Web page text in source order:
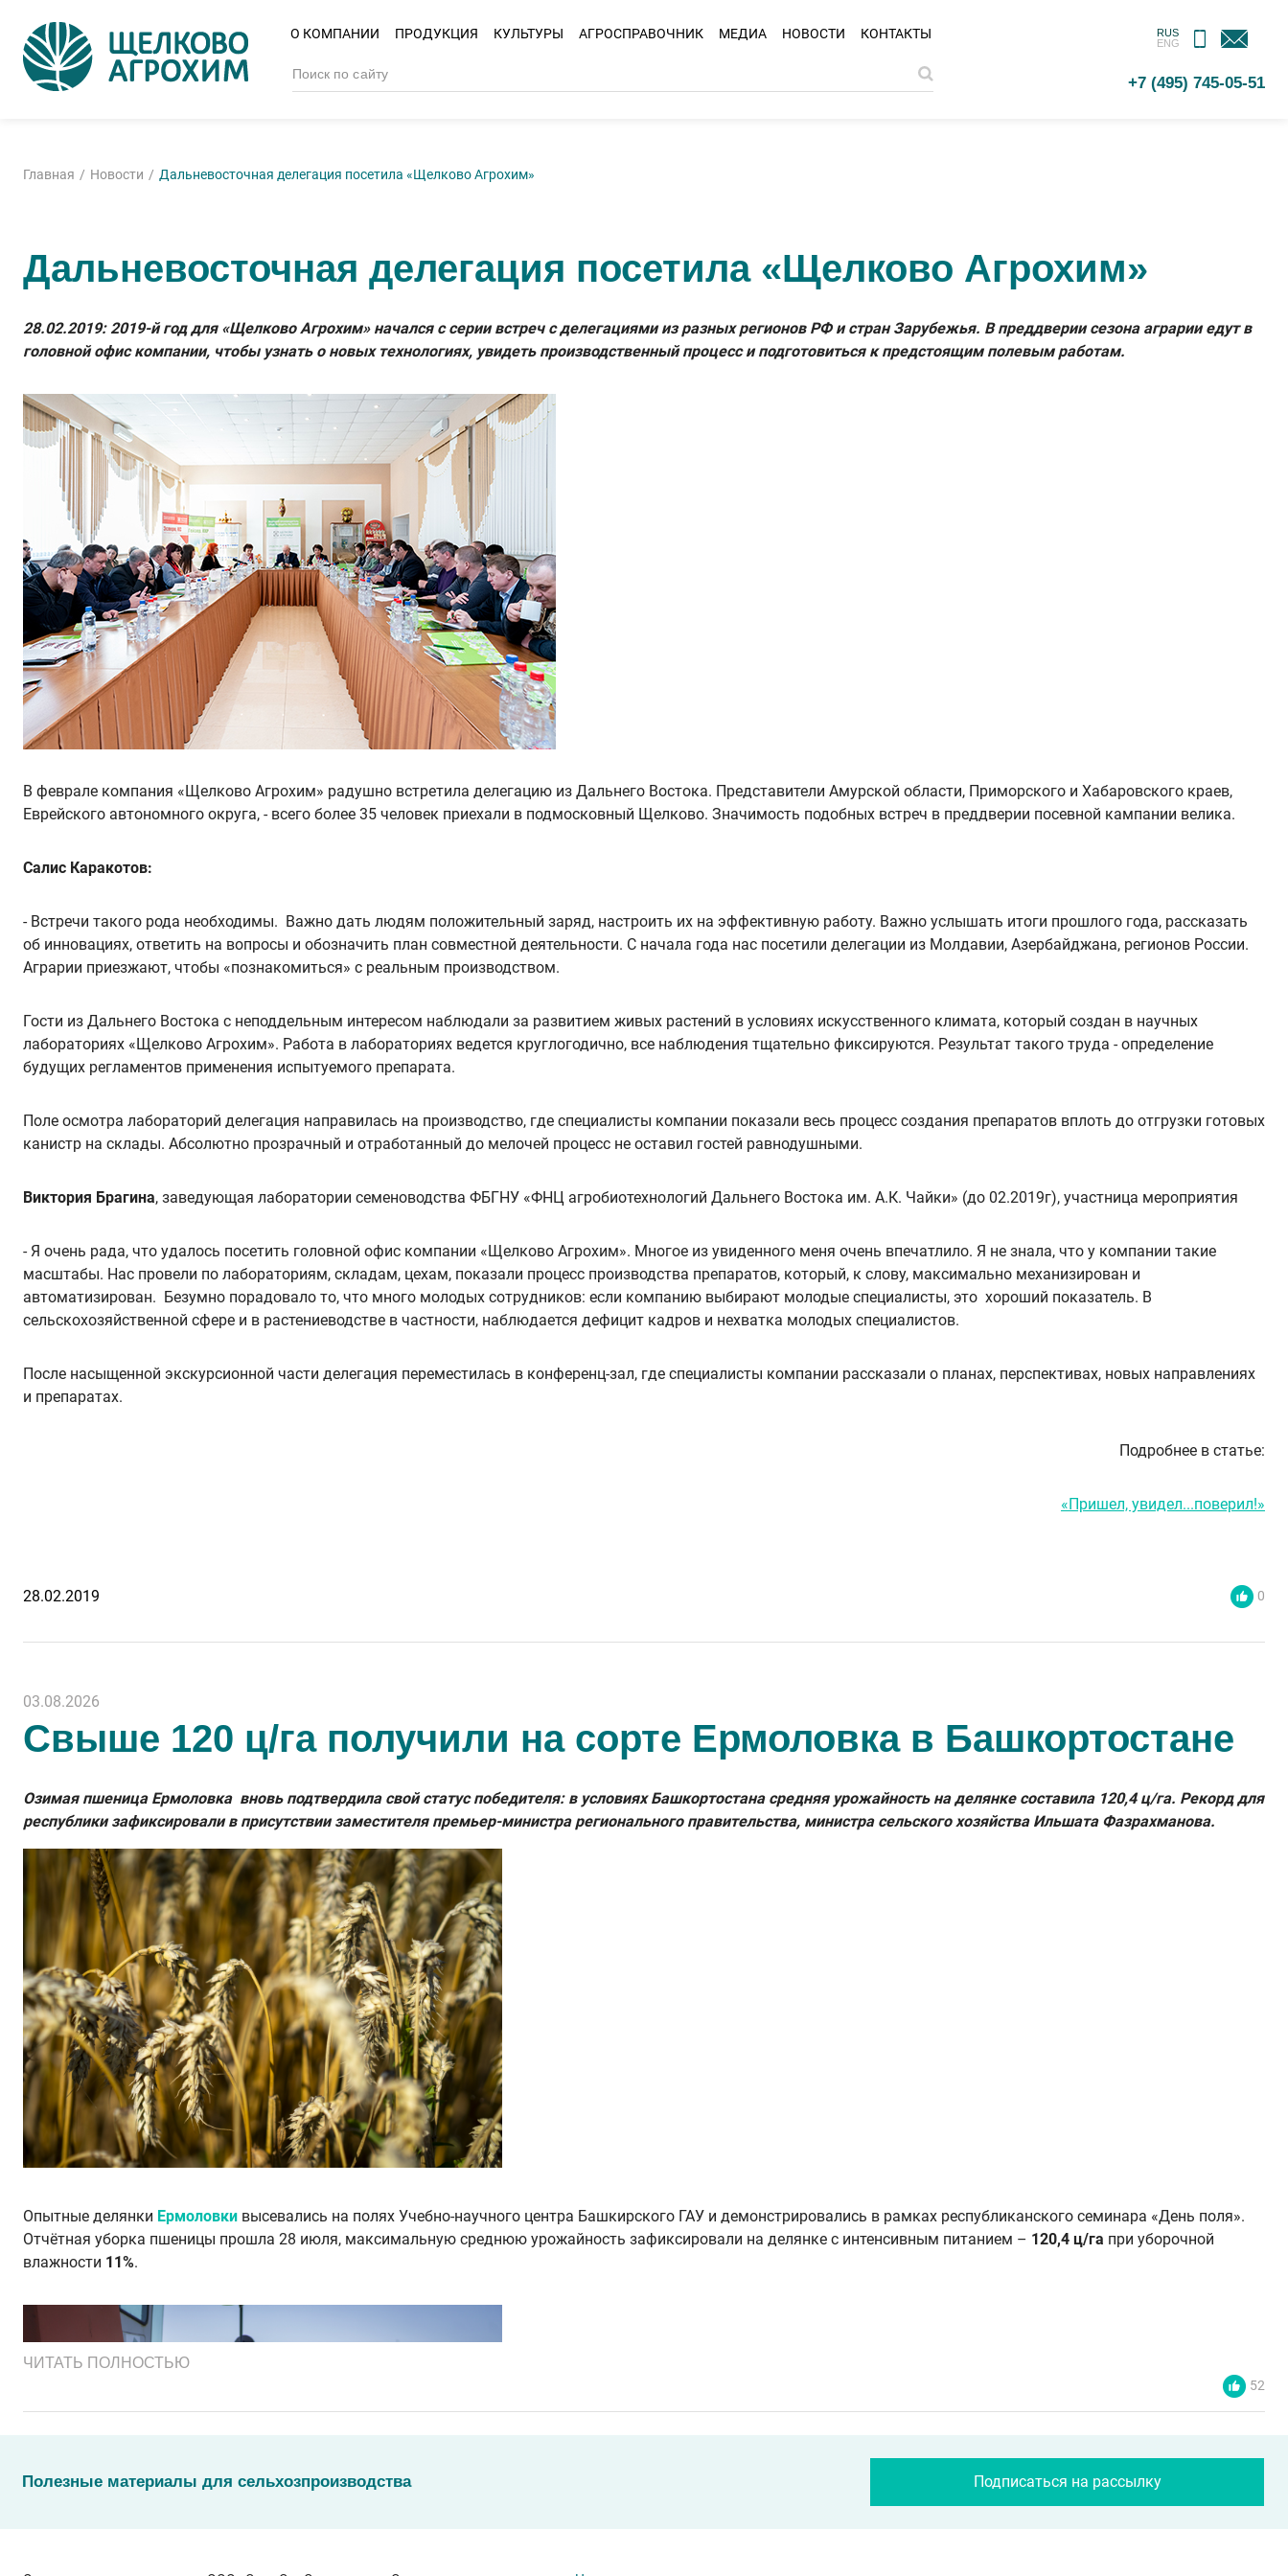
О КОМПАНИИ ПРОДУКЦИЯ КУЛЬТУРЫ АГРОСПРАВОЧНИК МЕДИА НОВОСТИ КОНТАКТЫ
RUS
ENG
МОБИЛЬНОЕ
ПРИЛОЖЕНИЕ
ОБРАТНАЯ
СВЯЗЬ
+7 (495) 745-05-51
Главная Новости Дальневосточная делегация посетила «Щелково Агрохим»
Дальневосточная делегация посетила «Щелково Агрохим»
28.02.2019: 2019-й год для «Щелково Агрохим» начался с серии встреч с делегациями из разных регионов РФ и стран Зарубежья. В преддверии сезона аграрии едут в
головной офис компании, чтобы узнать о новых технологиях, увидеть производственный процесс и подготовиться к предстоящим полевым работам.
В феврале компания «Щелково Агрохим» радушно встретила делегацию из Дальнего Востока. Представители Амурской области, Приморского и Хабаровского краев,
Еврейского автономного округа, - всего более 35 человек приехали в подмосковный Щелково. Значимость подобных встреч в преддверии посевной кампании велика.
Салис Каракотов:
- Встречи такого рода необходимы. Важно дать людям положительный заряд, настроить их на эффективную работу. Важно услышать итоги прошлого года, рассказать
об инновациях, ответить на вопросы и обозначить план совместной деятельности. С начала года нас посетили делегации из Молдавии, Азербайджана, регионов России.
Аграрии приезжают, чтобы «познакомиться» с реальным производством.
Гости из Дальнего Востока с неподдельным интересом наблюдали за развитием живых растений в условиях искусственного климата, который создан в научных
лабораториях «Щелково Агрохим». Работа в лабораториях ведется круглогодично, все наблюдения тщательно фиксируются. Результат такого труда - определение
будущих регламентов применения испытуемого препарата.
Поле осмотра лабораторий делегация направилась на производство, где специалисты компании показали весь процесс создания препаратов вплоть до отгрузки готовых
канистр на склады. Абсолютно прозрачный и отработанный до мелочей процесс не оставил гостей равнодушными.
Виктория Брагина, заведующая лаборатории семеноводства ФБГНУ «ФНЦ агробиотехнологий Дальнего Востока им. А.К. Чайки» (до 02.2019г), участница мероприятия
- Я очень рада, что удалось посетить головной офис компании «Щелково Агрохим». Многое из увиденного меня очень впечатлило. Я не знала, что у компании такие
масштабы. Нас провели по лабораториям, складам, цехам, показали процесс производства препаратов, который, к слову, максимально механизирован и
автоматизирован. Безумно порадовало то, что много молодых сотрудников: если компанию выбирают молодые специалисты, это хороший показатель. В
сельскохозяйственной сфере и в растениеводстве в частности, наблюдается дефицит кадров и нехватка молодых специалистов.
После насыщенной экскурсионной части делегация переместилась в конференц-зал, где специалисты компании рассказали о планах, перспективах, новых направлениях
и препаратах.
Подробнее в статье:
«Пришел, увидел...поверил!»
28.02.2019 0
03.08.2026
Свыше 120 ц/га получили на сорте Ермоловка в Башкортостане
Озимая пшеница Ермоловка вновь подтвердила свой статус победителя: в условиях Башкортостана средняя урожайность на делянке составила 120,4 ц/га. Рекорд для
республики зафиксировали в присутствии заместителя премьер-министра регионального правительства, министра сельского хозяйства Ильшата Фазрахманова.
Опытные делянки Ермоловки высевались на полях Учебно-научного центра Башкирского ГАУ и демонстрировались в рамках республиканского семинара «День поля».
Отчётная уборка пшеницы прошла 28 июля, максимальную среднюю урожайность зафиксировали на делянке с интенсивным питанием – 120,4 ц/га при уборочной
влажности 11%.
ЧИТАТЬ ПОЛНОСТЬЮ
52
Полезные материалы для сельхозпроизводства Подписаться на рассылку